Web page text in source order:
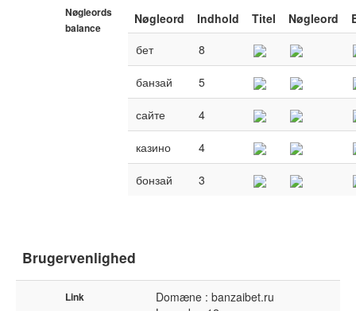
Nøgleords
balance
Nøgleord Indhold Titel Nøgleord
бет
8
банзай 5
сайте 4
казино 4
бонзай 3
Brugervenlighed
Link
Domæne : banzaibet.ru